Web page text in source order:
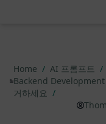
Home / AI 프롬프트 /
Backend
거하세요 /